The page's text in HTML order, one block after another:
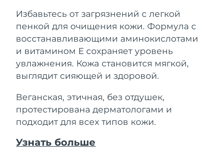
Избавьтесь от загрязнений с легкой
пенкой для очищения кожи. Формула с
восстанавливающими аминокислотами
и витамином Е сохраняет уровень
увлажнения. Кожа становится мягкой,
выглядит сияющей и здоровой.
Веганская, этичная, без отдушек,
протестирована дерматологами и
подходит для всех типов кожи.
Узнать больше